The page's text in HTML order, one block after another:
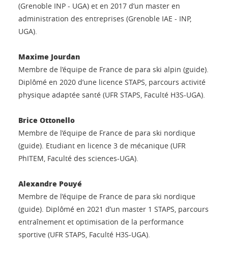
(Grenoble INP - UGA) et en 2017 d’un master en
administration des entreprises (Grenoble IAE - INP,
UGA).
Maxime Jourdan
Membre de l’équipe de France de para ski alpin (guide).
Diplômé en 2020 d’une licence STAPS, parcours activité
physique adaptée santé (UFR STAPS, Faculté H3S-UGA).
Brice Ottonello
Membre de l’équipe de France de para ski nordique
(guide). Etudiant en licence 3 de mécanique (UFR
PhITEM, Faculté des sciences-UGA).
Alexandre Pouyé
Membre de l’équipe de France de para ski nordique
(guide). Diplômé en 2021 d’un master 1 STAPS, parcours
entraînement et optimisation de la performance
sportive (UFR STAPS, Faculté H3S-UGA).